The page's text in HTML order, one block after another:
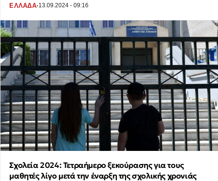
ΕΛΛΑΔΑ·13.09.2024 - 09:16
Σχολεία 2024: Τετραήμερο ξεκούρασης για τους
μαθητές λίγο μετά την έναρξη της σχολικής χρονιάς